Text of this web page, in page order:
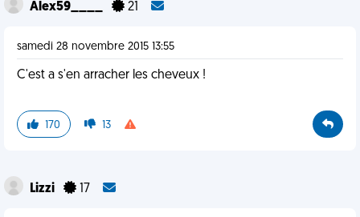
Alex59____ 21
samedi 28 novembre 2015 13:55
C'est a s'en arracher les cheveux !
170 13
Lizzi 17